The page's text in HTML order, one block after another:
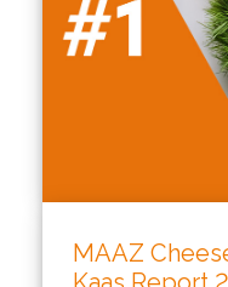
MAAZ